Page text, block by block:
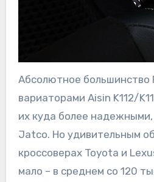
Абсолютное большинство
вариаторами Aisin K112/
их куда более
Jatco. Но удивительным
кроссоверах Toyota и
мало – в среднем со 120